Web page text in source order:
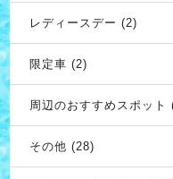
レディースデー (2)
限定車 (2)
周辺のおすすめスポット
その他 (28)